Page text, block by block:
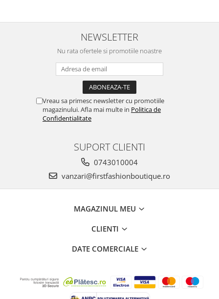
NEWSLETTER
Nu rata ofertele si promotiile noastre
Vreau sa primesc newsletter cu promotiile
magazinului. Afla mai multe in Politica de
Confidentialitate
SUPORT CLIENTI
0743010004
vanzari@firstfashionboutique.ro
MAGAZINUL MEU
CLIENTI
DATE COMERCIALE